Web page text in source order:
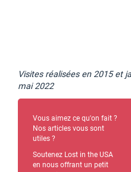
Visites réalisées en 2015 et
mai 2022
Vous aimez ce qu'on fait ?
Nos articles vous sont
utiles ?
Soutenez Lost in the USA
en nous offrant un petit